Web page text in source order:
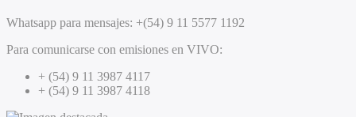
Whatsapp para mensajes: +(54) 9 11 5577 1192
Para comunicarse con emisiones en VIVO:
+ (54) 9 11 3987 4117
+ (54) 9 11 3987 4118